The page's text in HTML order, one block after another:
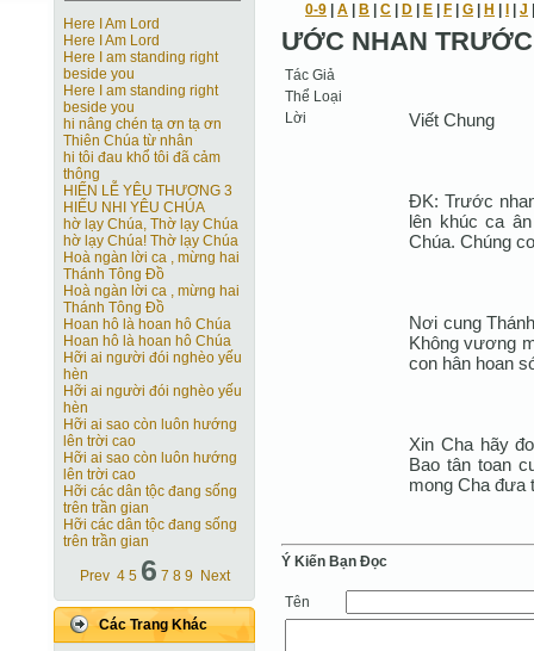
Here I Am Lord
Here I Am Lord
Here I am standing right
beside you
Here I am standing right
beside you
hi nâng chén tạ ơn tạ ơn
Thiên Chúa từ nhân
hi tôi đau khổ tôi đã cảm
thông
HIẾN LỄ YÊU THƯƠNG 3
HIẾU NHI YÊU CHÚA
hờ lạy Chúa, Thờ lạy Chúa
hờ lạy Chúa! Thờ lạy Chúa
Hoà ngàn lời ca , mừng hai
Thánh Tông Ðồ
Hoà ngàn lời ca , mừng hai
Thánh Tông Ðồ
Hoan hô là hoan hô Chúa
Hoan hô là hoan hô Chúa
Hỡi ai người đói nghèo yếu
hèn
Hỡi ai người đói nghèo yếu
hèn
Hỡi ai sao còn luôn hướng
lên trời cao
Hỡi ai sao còn luôn hướng
lên trời cao
Hỡi các dân tộc đang sống
trên trần gian
Hỡi các dân tộc đang sống
trên trần gian
Prev 4 5 6 7 8 9 Next
Các Trang Khác
0-9 A B C D E F G H J
ƯỚC NHAN TRƯỚC
Tác Giả
Thể Loại
Lời
Viết Chung
ĐK: Trước
lên khúc ca
Chúa. Chúng
Nơi cung
Không vương
con hân hoan
Xin Cha hãy
Bao tân toan
mong Cha đưa
Ý Kiến Bạn Ðọc
Tên